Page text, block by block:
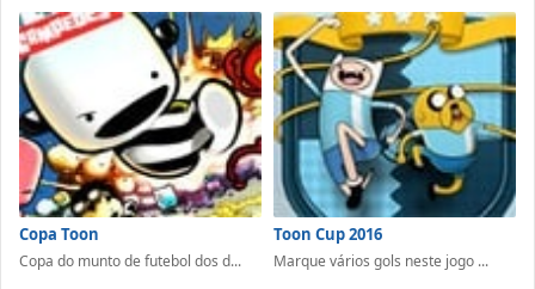
Copa Toon
Copa do munto de futebol dos d...
Toon Cup 2016
Marque vários gols neste jogo ...